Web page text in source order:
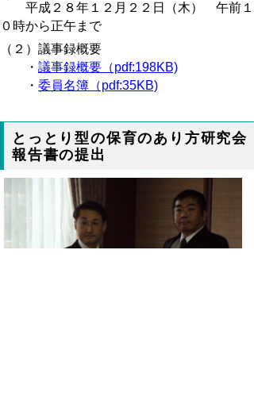
平成２８年１２月２２日（木） 午前１
０時から正午まで
（２）議事録概要
・ 議事録概要（pdf:198KB)
・ 委員名簿（pdf:35KB)
とっとり型の保育のあり方研究会
報告書の提出